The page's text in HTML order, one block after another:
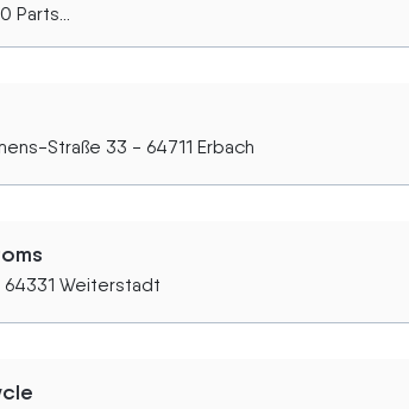
Parts...
Straße 33 - 64711 Erbach
Weiterstadt